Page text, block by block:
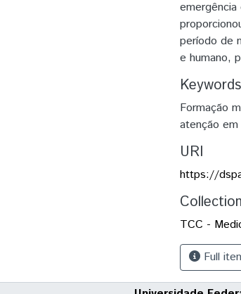
período de
e humano,
Keywords
Formação
atenção
URI
https://
TCC -
Full